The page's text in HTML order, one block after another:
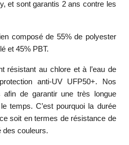
et sont garantis 2 ans contre les
composé de 55% de polyester
et 45% PBT.
résistant au chlore et à l’eau de
anti-UV UFP50+. Nos
afin de garantir une très longue
temps. C’est pourquoi la durée
soit en termes de résistance de
des couleurs.